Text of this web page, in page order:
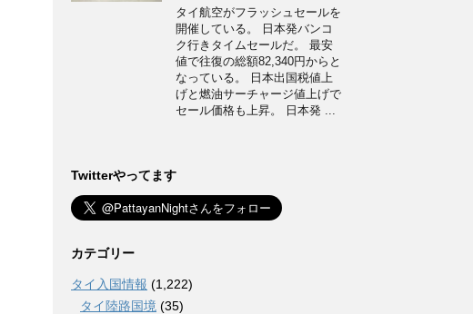
タイ航空がフラッシュセールを
開催している。 日本発バンコ
ク行きタイムセールだ。 最安
値で往復の総額82,340円からと
なっている。 日本出国税値上
げと燃油サーチャージ値上げで
セール価格も上昇。 日本発 ...
Twitterやってます
カテゴリー
タイ入国情報 (1,222)
タイ陸路国境 (35)